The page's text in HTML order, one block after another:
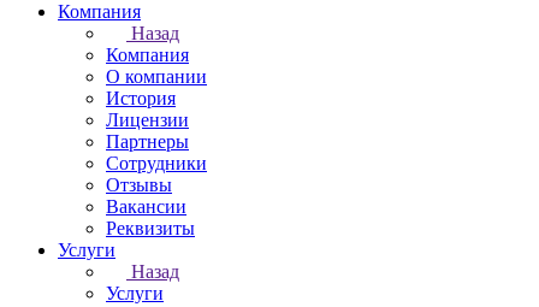
Компания
Назад
Компания
О компании
История
Лицензии
Партнеры
Сотрудники
Отзывы
Вакансии
Реквизиты
Услуги
Назад
Услуги